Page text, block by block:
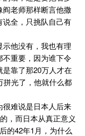
老师那样断言他撒
全，只挑队自己有
他没有，我也有理
重要，因为谁下令
靠了那20万人才在
拼光了，他就什么都
难说是日本人后来
，而日本从真正意义
的42年1月，为什么